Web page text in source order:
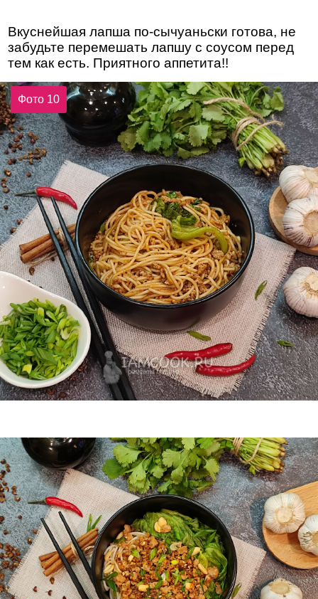
Вкуснейшая лапша по-сычуаньски готова, не
забудьте перемешать лапшу с соусом перед
тем как есть. Приятного аппетита!!
Фото 10